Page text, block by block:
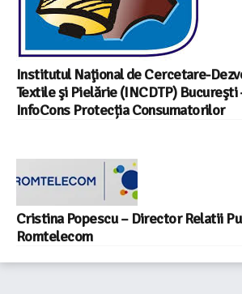
Institutul Naţional de Cercetare-
Textile şi Pielărie (INCDTP) Bucureşti
InfoCons Protecția Consumatorilor
Cristina Popescu – Director Relatii
Romtelecom